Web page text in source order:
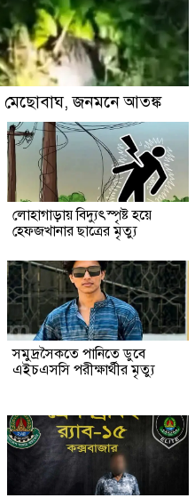
মেছোবাঘ, জনমনে আতঙ্ক
লোহাগাড়ায় বিদ্যুৎস্পৃষ্ট হয়ে
হেফজখানার ছাত্রের মৃত্যু
সমুদ্রসৈকতে পানিতে ডুবে
এইচএসসি পরীক্ষার্থীর মৃত্যু